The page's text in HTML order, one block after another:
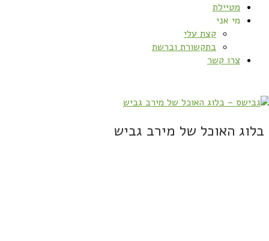
מטיילת
מי אני
קצת עלי
בתקשורת וברשת
צרו קשר
בלוג האוכל של מירב גביש